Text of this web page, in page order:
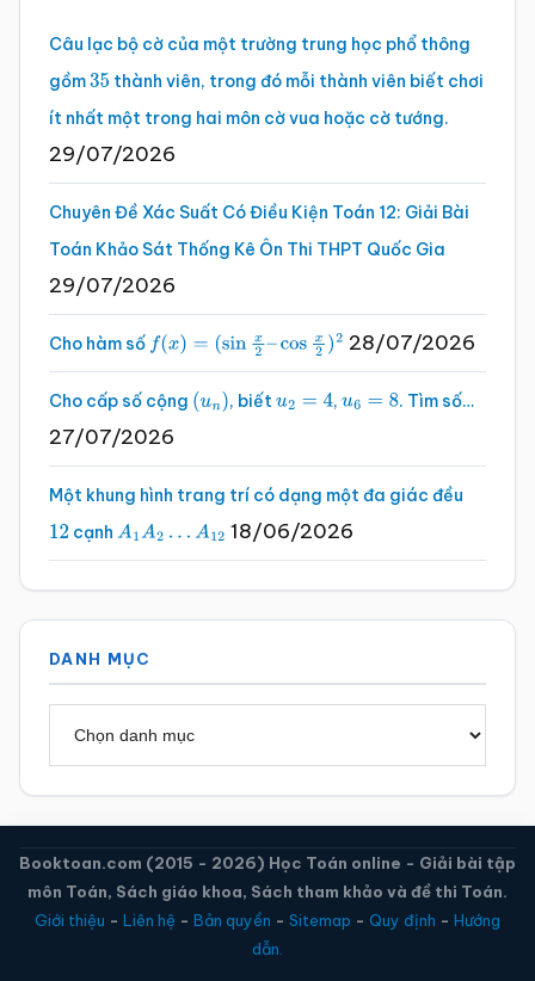
Câu lạc bộ cờ của một trường trung học phổ thông
gồm35 thành viên, trong đó mỗi thành viên biết chơi
ít nhất một trong hai môn cờ vua hoặc cờ tướng.
29/07/2026
Chuyên Đề Xác Suất Có Điều Kiện Toán 12: Giải Bài
Toán Khảo Sát Thống Kê Ôn Thi THPT Quốc Gia
29/07/2026
Cho hàm số f(x)=(sinx2 –cosx2 )2 28/07/2026
Cho cấp số cộng (un), biếtu2 =4 , u6 =8 . Tìm số…
27/07/2026
Một khung hình trang trí có dạng một đa giác đều
12 cạnh A1A2…A 12 18/06/2026
DANH MỤC
Booktoan.com (2015 - 2026) Học Toán online - Giải bài tập
môn Toán, Sách giáo khoa, Sách tham khảo và đề thi Toán.
Giới thiệu - Liên hệ - Bản quyền - Sitemap - Quy định - Hướng
dẫn.